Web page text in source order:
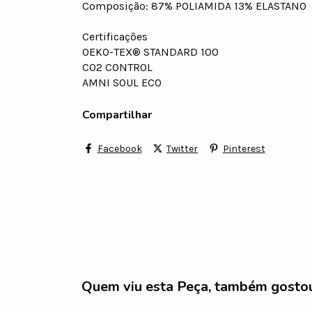
Composição: 87% POLIAMIDA 13% ELASTANO
Certificações
OEKO-TEX® STANDARD 100
CO2 CONTROL
AMNI SOUL ECO
Compartilhar
Facebook Twitter Pinterest
Quem viu esta Peça, também